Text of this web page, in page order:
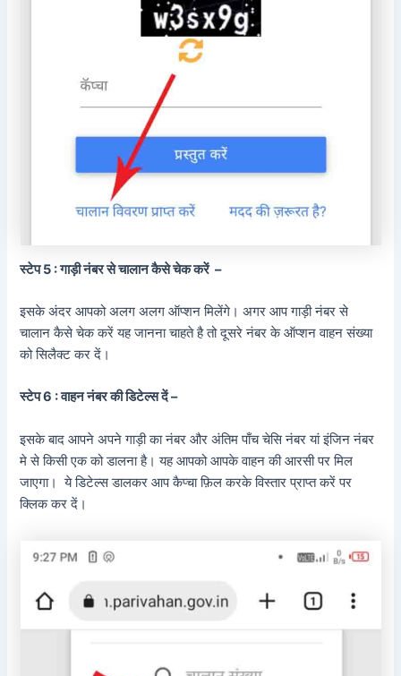
स्टेप 5 : गाड़ी नंबर से चालान कैसे चेक करें –
इसके अंदर आपको अलग अलग ऑप्शन मिलेंगे। अगर आप गाड़ी नंबर से
चालान कैसे चेक करें यह जानना चाहते है तो दूसरे नंबर के ऑप्शन वाहन संख्या
को सिलैक्ट कर दें।
स्टेप 6 : वाहन नंबर की डिटेल्स दें –
इसके बाद आपने अपने गाड़ी का नंबर और अंतिम पाँच चेसि नंबर यां इंजिन नंबर
मे से किसी एक को डालना है। यह आपको आपके वाहन की आरसी पर मिल
जाएगा। ये डिटेल्स डालकर आप कैप्चा फ़िल करके विस्तार प्राप्त करें पर
क्लिक कर दें।